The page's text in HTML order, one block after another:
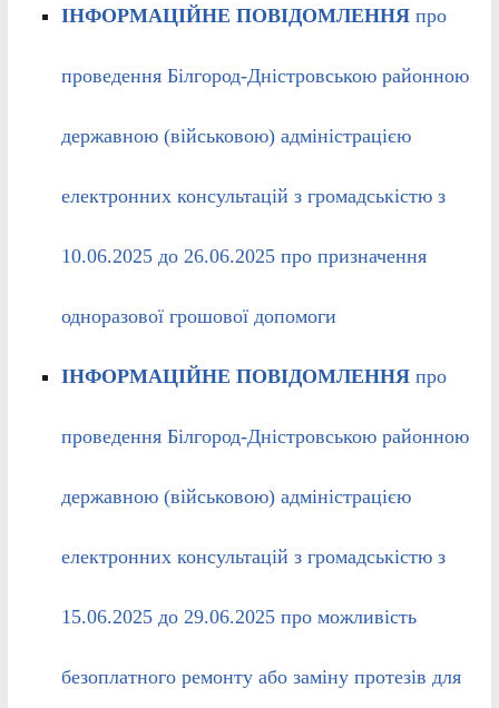
ІНФОРМАЦІЙНЕ ПОВІДОМЛЕННЯпро
проведення Білгород-Дністровською районною
державною (військовою) адміністрацією
електронних консультацій з громадськістю з
10.06.2025 до 26.06.2025 про призначення
одноразової грошової допомоги
ІНФОРМАЦІЙНЕ ПОВІДОМЛЕННЯпро
проведення Білгород-Дністровською районною
державною (військовою) адміністрацією
електронних консультацій з громадськістю з
15.06.2025 до 29.06.2025 про можливість
безоплатного ремонту або заміну протезів для